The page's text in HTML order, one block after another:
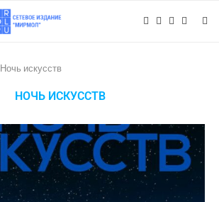
Ночь искусств
НОЧЬ ИСКУССТВ